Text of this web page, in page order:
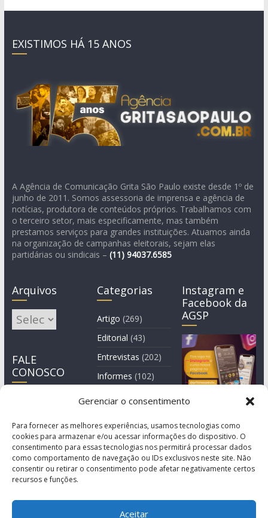
Gerenciar o consentimento
Para fornecer as melhores experiências, usamos tecnologias como
cookies para armazenar e/ou acessar informações do dispositivo. O
consentimento para essas tecnologias nos permitirá processar dados
como comportamento de navegação ou IDs exclusivos neste site. Não
consentir ou retirar o consentimento pode afetar negativamente certos
recursos e funções.
Aceitar
EXISTIMOS HÁ 15 ANOS
A Agência de Comunicação Grita São Paulo existe desde 1º de
junho de 2011. Somos assessoria de imprensa e agência de
notícias, produtora de conteúdos próprios. Trabalhamos com
o terceiro setor, mais especificamente, mas também
prestamos serviços para grandes instituições. Atuamos ainda
na organização de campanhas eleitorais, sejam elas
partidárias ou sindicais – (11) 94037.6585
Arquivos
Arquivos
FALE
CONOSCO
Categorias
Artigo (269)
Editorial (43)
Entrevistas (202)
Informes (102)
Instagram e
Facebook da
AGSP